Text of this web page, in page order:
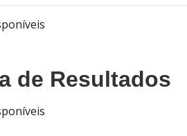
de Resultados